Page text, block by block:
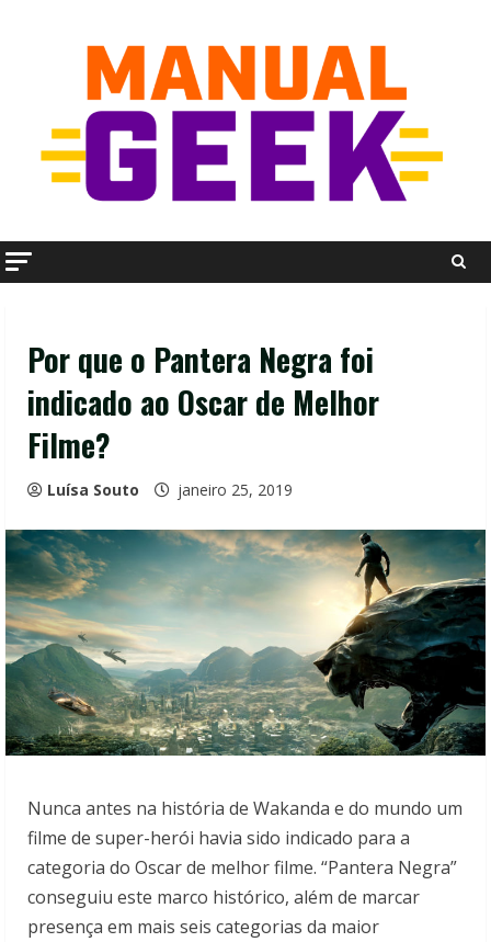
Por que o Pantera Negra foi
indicado ao Oscar de Melhor
Filme?
Luísa Souto janeiro 25, 2019
Nunca antes na história de Wakanda e do mundo um
filme de super-herói havia sido indicado para a
categoria do Oscar de melhor filme. “Pantera Negra”
conseguiu este marco histórico, além de marcar
presença em mais seis categorias da maior